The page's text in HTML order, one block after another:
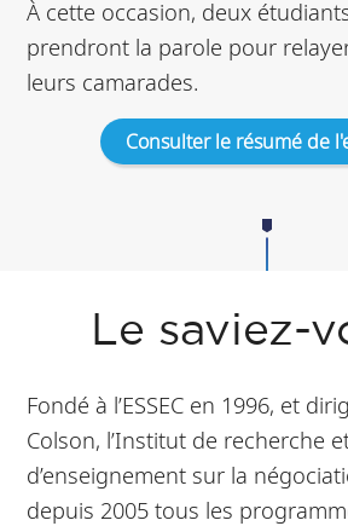
À cette occasion, deux étudiants
prendront la parole pour
leurs camarades.
Consulter le résumé de
Le saviez-
Fondé à l’ESSEC en 1996, et
Colson, l’Institut de recherche
d’enseignement sur la
depuis 2005 tous les